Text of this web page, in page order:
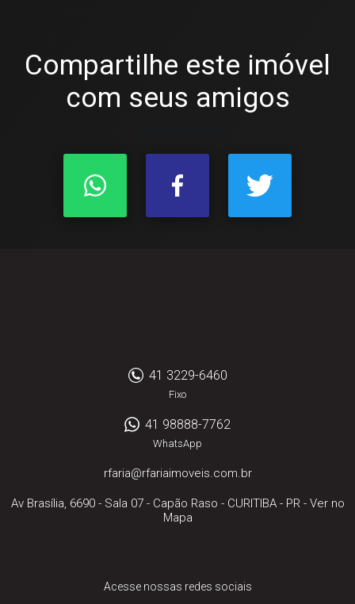
Compartilhe este imóvel
com seus amigos
41 3229-6460
Fixo
41 98888-7762
WhatsApp
rfaria@rfariaimoveis.com.br
Av Brasília, 6690 - Sala 07- Capão Raso - CURITIBA- PR- Ver no
Mapa
Acesse nossas redes sociais